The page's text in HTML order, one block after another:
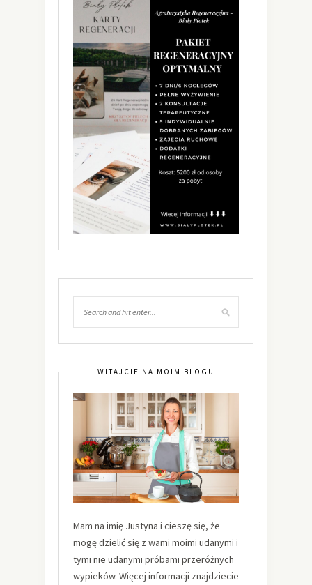
WITAJCIE NA MOIM BLOGU
Mam na imię Justyna i cieszę się, że
mogę dzielić się z wami moimi udanymi i
tymi nie udanymi próbami przeróżnych
wypieków. Więcej informacji znajdziecie